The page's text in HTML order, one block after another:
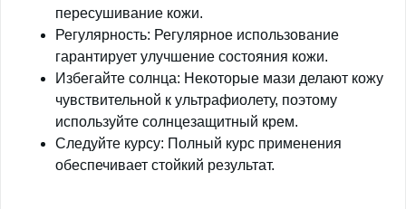
пересушивание кожи.
Регулярность: Регулярное использование
гарантирует улучшение состояния кожи.
Избегайте солнца: Некоторые мази делают кожу
чувствительной к ультрафиолету, поэтому
используйте солнцезащитный крем.
Следуйте курсу: Полный курс применения
обеспечивает стойкий результат.